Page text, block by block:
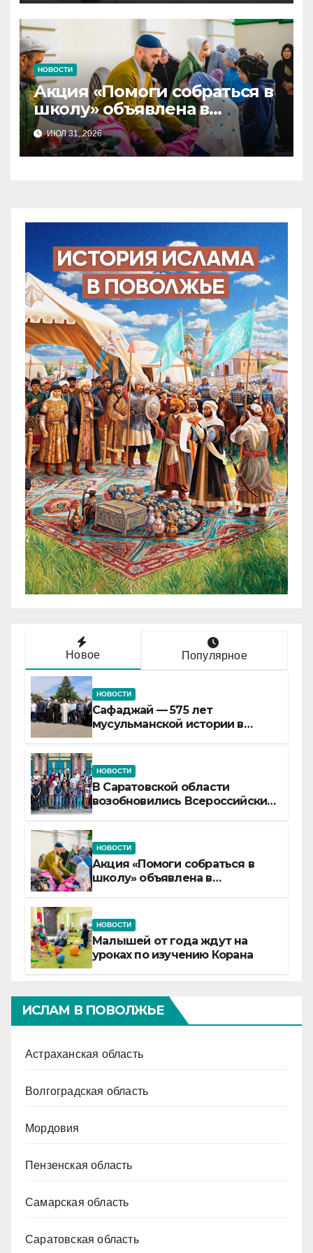
НОВОСТИ
Акция «Помоги собраться в
школу» объявлена в
Татарстане
ИЮЛ 31, 2026
Новое Популярное
НОВОСТИ
Сафаджай — 575 лет
мусульманской истории в
НОВОСТИ
В Саратовской области
возобновились Всероссийские
НОВОСТИ
Акция «Помоги собраться в
школу» объявлена в
НОВОСТИ
Малышей от года ждут на
уроках по изучению Корана
ИСЛАМ В ПОВОЛЖЬЕ
Астраханская область
Волгоградская область
Мордовия
Пензенская область
Самарская область
Саратовская область